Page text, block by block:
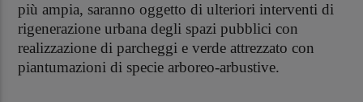
più ampia, saranno oggetto di ulteriori interventi di
rigenerazione urbana degli spazi pubblici con
realizzazione di parcheggi e verde attrezzato con
piantumazioni di specie arboreo‐arbustive.